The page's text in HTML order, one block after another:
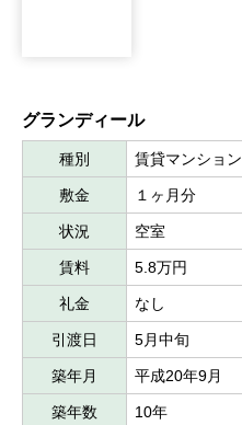
グランディール
種別 賃貸マンション
敷金 １ヶ月分
状況 空室
賃料 5.8万円
礼金 なし
引渡日 5月中旬
築年月 平成20年9月
築年数 10年